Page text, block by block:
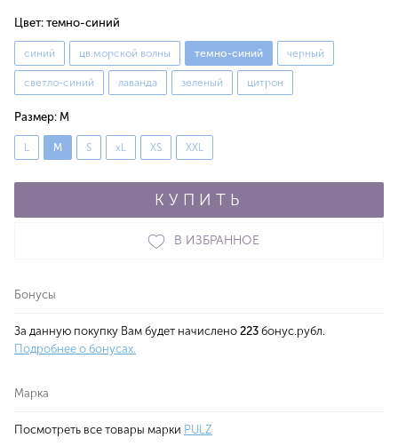
Цвет: темно-синий
синий цв.морской волны темно-синий черный
светло-синий лаванда зеленый цитрон
Размер: M
L M S xL XS XXL
КУПИТЬ
В ИЗБРАННОЕ
Бонусы
За данную покупку Вам будет начислено 223 бонус.рубл.
Подробнее о бонусах.
Марка
Посмотреть все товары марки PULZ